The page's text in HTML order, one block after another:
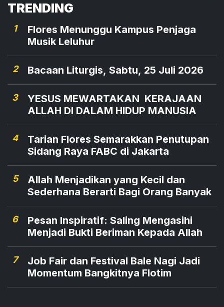
TRENDING
1
Flores Menunggu Kampus Penjaga
Musik Leluhur
2 Bacaan Liturgis, Sabtu, 25 Juli 2026
3
YESUS MEWARTAKAN KERAJAAN
ALLAH DI DALAM HIDUP MANUSIA
4
Tarian Flores Semarakkan Penutupan
Sidang Raya FABC di Jakarta
5
Allah Menjadikan yang Kecil dan
Sederhana Berarti Bagi Orang Banyak
6
Pesan Inspiratif: Saling Mengasihi
Menjadi Bukti Beriman Kepada Allah
7
Job Fair dan Festival Bale Nagi Jadi
Momentum Bangkitnya Flotim